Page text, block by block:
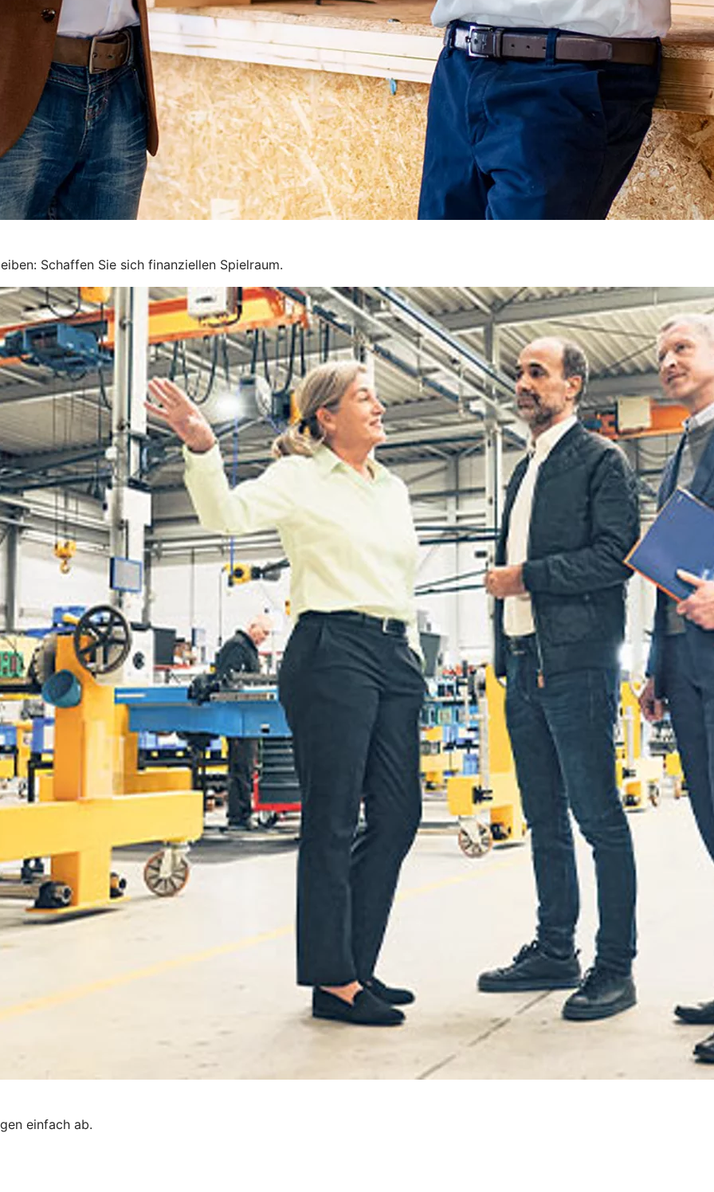
Schaffen Sie sich finanziellen Spielraum.
einfach ab.